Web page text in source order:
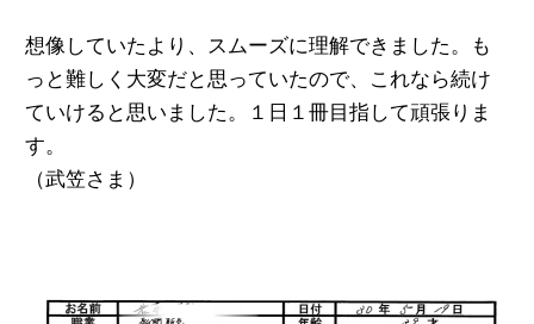
想像していたより、スムーズに理解できました。も
っと難しく大変だと思っていたので、これなら続け
ていけると思いました。１日１冊目指して頑張りま
す。
（武笠さま）